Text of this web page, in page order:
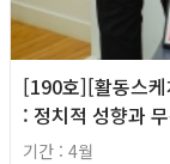
[190호][활동스
: 정치적 성향과
기간 : 4월